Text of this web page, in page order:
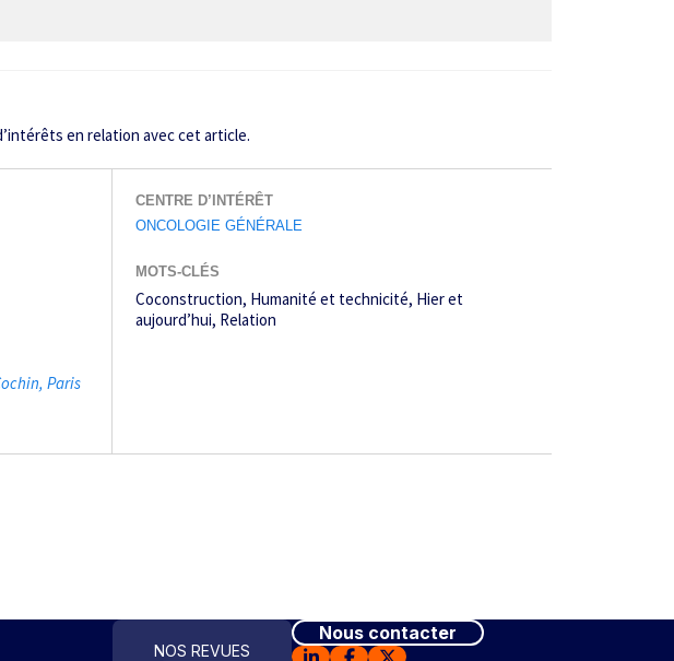
en relation avec cet article.
Paris
CENTRE D’INTÉRÊT
ONCOLOGIE GÉNÉRALE
MOTS-CLÉS
Coconstruction Humanité et technicité Hier et
aujourd’hui Relation
NOS REVUES
Nous contacter